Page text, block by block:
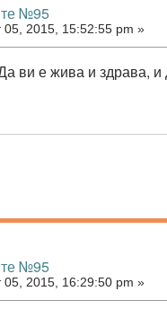
№95
05, 2015, 15:52:55 pm »
ви е жива и здрава, и
№95
05, 2015, 16:29:50 pm »